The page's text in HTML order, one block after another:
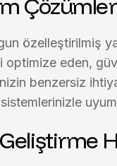
özelleştirilmiş
optimize eden,
benzersiz
Geliştirme